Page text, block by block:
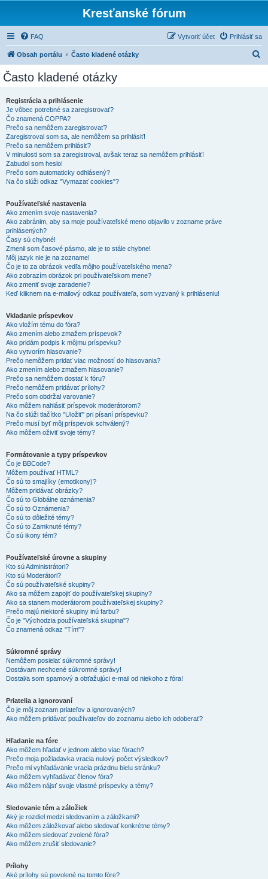
Kresťanské fórum
FAQ Prihlásiť sa
Vytvoriť účet
Obsah portálu Často kladené otázky
Často kladené otázky
Registrácia a prihlásenie
Je vôbec potrebné sa zaregistrovať?
Čo znamená COPPA?
Prečo sa nemôžem zaregistrovať?
Zaregistroval som sa, ale nemôžem sa prihlásiť!
Prečo sa nemôžem prihlásiť?
V minulosti som sa zaregistroval, avšak teraz sa nemôžem prihlásiť!
Zabudol som heslo!
Prečo som automaticky odhlásený?
Na čo slúži odkaz "Vymazať cookies"?
Používateľské nastavenia
Ako zmením svoje nastavenia?
Ako zabránim, aby sa moje používateľské meno objavilo v zozname práve
prihlásených?
Časy sú chybné!
Zmenil som časové pásmo, ale je to stále chybne!
Môj jazyk nie je na zozname!
Čo je to za obrázok vedľa môjho používateľského mena?
Ako zobrazím obrázok pri používateľskom mene?
Ako zmeniť svoje zaradenie?
Keď kliknem na e-mailový odkaz používateľa, som vyzvaný k prihláseniu!
Vkladanie príspevkov
Ako vložím tému do fóra?
Ako zmením alebo zmažem príspevok?
Ako pridám podpis k môjmu príspevku?
Ako vytvorím hlasovanie?
Prečo nemôžem pridať viac možností do hlasovania?
Ako zmením alebo zmažem hlasovanie?
Prečo sa nemôžem dostať k fóru?
Prečo nemôžem pridávať prílohy?
Prečo som obdržal varovanie?
Ako môžem nahlásiť príspevok moderátorom?
Na čo slúži tlačítko "Uložiť" pri písaní príspevku?
Prečo musí byť môj príspevok schválený?
Ako môžem oživiť svoje témy?
Formátovanie a typy príspevkov
Čo je BBCode?
Môžem používať HTML?
Čo sú to smajlíky (emotikony)?
Môžem pridávať obrázky?
Čo sú to Globálne oznámenia?
Čo sú to Oznámenia?
Čo sú to dôležité témy?
Čo sú to Zamknuté témy?
Čo sú ikony tém?
Používateľské úrovne a skupiny
Kto sú Administrátori?
Kto sú Moderátori?
Čo sú používateľské skupiny?
Ako sa môžem zapojiť do používateľskej skupiny?
Ako sa stanem moderátorom používateľskej skupiny?
Prečo majú niektoré skupiny inú farbu?
Čo je "Východzia používateľská skupina"?
Čo znamená odkaz "Tím"?
Súkromné správy
Nemôžem posielať súkromné správy!
Dostávam nechcené súkromné správy!
Dostal/a som spamový a obťažujúci e-mail od niekoho z fóra!
Priatelia a ignorovaní
Čo je môj zoznam priateľov a ignorovaných?
Ako môžem pridávať používateľov do zoznamu alebo ich odoberať?
Hľadanie na fóre
Ako môžem hľadať v jednom alebo viac fórach?
Prečo moja požiadavka vracia nulový počet výsledkov?
Prečo mi vyhľadávanie vracia prázdnu bielu stránku?
Ako môžem vyhľadávať členov fóra?
Ako môžem nájsť svoje vlastné príspevky a témy?
Sledovanie tém a záložiek
Aký je rozdiel medzi sledovaním a záložkami?
Ako môžem záložkovať alebo sledovať konkrétne témy?
Ako môžem sledovať zvolené fóra?
Ako môžem zrušiť sledovanie?
Prílohy
Aké prílohy sú povolené na tomto fóre?